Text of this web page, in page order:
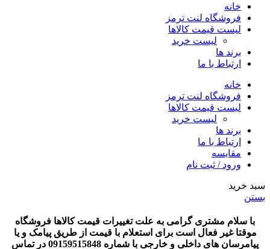
خانه
فروشگاه لنت ترمز
لیست قیمت کالاها
لیست خرید
برند ها
ارتباط با ما
خانه
فروشگاه لنت ترمز
لیست قیمت کالاها
لیست خرید
برند ها
ارتباط با ما
مقایسه
ورود / ثبت نام
سبد خرید
بستن
با سلام مشتری گرامی به علت تغییرات قیمت کالاها فروشگاه
موقتا غیر فعال است برای استعلام با قیمت از طریق پیامک و یا
پیامرسان های داخلی و خارجی با شماره 09159515848 در تماس